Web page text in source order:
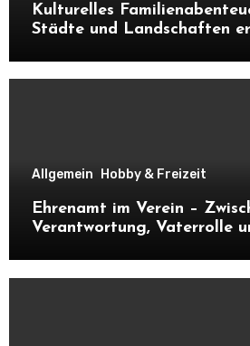
Kulturelles
Städte und Landschaften
Allgemein Hobby & Freizeit
Ehrenamt im Verein –
Verantwortung, Vaterrolle